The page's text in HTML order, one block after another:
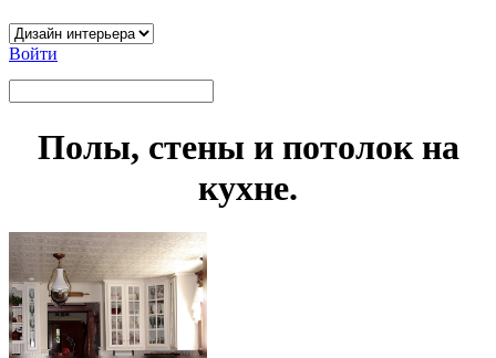
Войти
Полы, стены и потолок на
кухне.